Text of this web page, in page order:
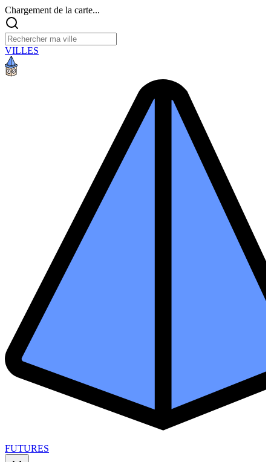
Chargement de la carte...
VILLES
FUTURES